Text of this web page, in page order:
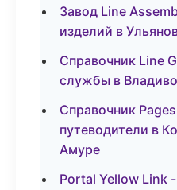
Завод Line
изделий в
Справочник Line
службы в
Справочник
путеводители в
Амуре
Portal Yellow Link